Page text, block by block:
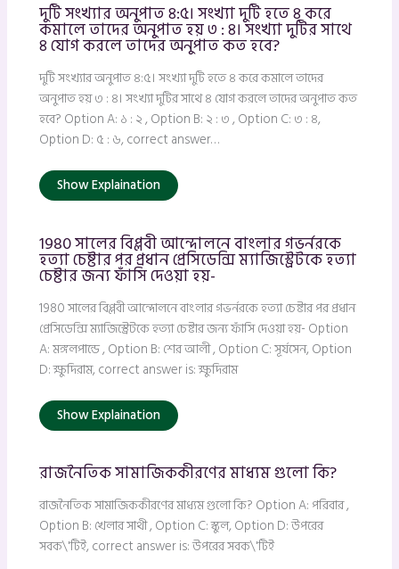
দুটি সংখ্যার অনুপাত ৪:৫। সংখ্যা দুটি হতে ৪ করে
কমালে তাদের অনুপাত হয় ৩ : ৪। সংখ্যা দুটির সাথে
৪ যোগ করলে তাদের অনুপাত কত হবে?
দুটি সংখ্যার অনুপাত ৪:৫। সংখ্যা দুটি হতে ৪ করে কমালে তাদের
অনুপাত হয় ৩ : ৪। সংখ্যা দুটির সাথে ৪ যোগ করলে তাদের অনুপাত কত
হবে? Option A: ১ : ২ , Option B: ২ : ৩ , Option C: ৩ : ৪,
Option D: ৫ : ৬, correct answer…
Show Explaination
1980 সালের বিপ্লবী আন্দোলনে বাংলার গভর্নরকে
হত্যা চেষ্টার পর প্রধান প্রেসিডেন্সি ম্যাজিস্ট্রেটকে হত্যা
চেষ্টার জন্য ফাঁসি দেওয়া হয়-
1980 সালের বিপ্লবী আন্দোলনে বাংলার গভর্নরকে হত্যা চেষ্টার পর প্রধান
প্রেসিডেন্সি ম্যাজিস্ট্রেটকে হত্যা চেষ্টার জন্য ফাঁসি দেওয়া হয়- Option
A: মঙ্গলপান্ডে , Option B: শের আলী , Option C: সূর্যসেন, Option
D: ক্ষুদিরাম, correct answer is: ক্ষুদিরাম
Show Explaination
রাজনৈতিক সামাজিককীরণের মাধ্যম গুলো কি?
রাজনৈতিক সামাজিককীরণের মাধ্যম গুলো কি? Option A: পরিবার ,
Option B: খেলার সাথী , Option C: স্কুল, Option D: উপরের
সবক\'টিই, correct answer is: উপরের সবক\'টিই